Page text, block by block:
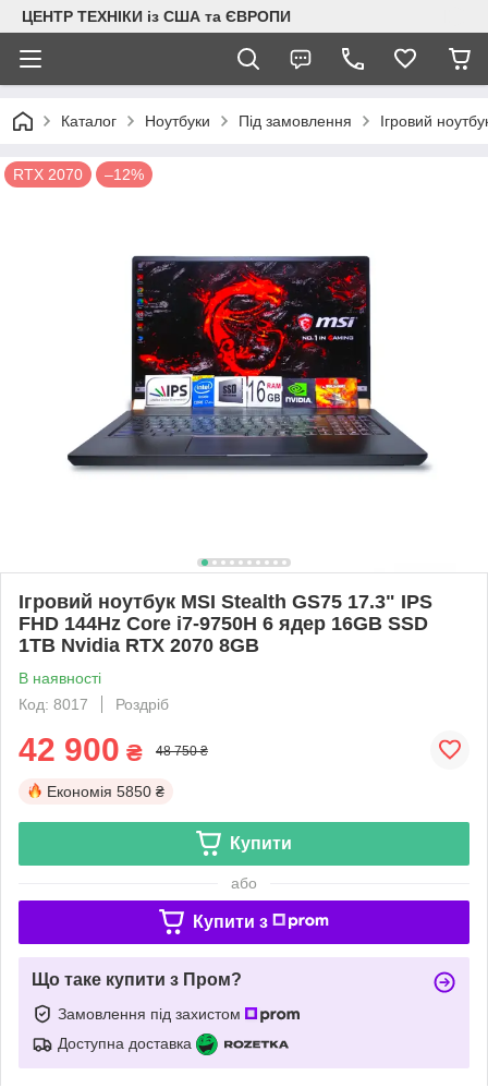
ЦЕНТР ТЕХНІКИ із США та ЄВРОПИ
Каталог Ноутбуки Під замовлення Ігровий
RTX 2070 –12%
Ігровий ноутбук MSI Stealth GS75 17.3" IPS
FHD 144Hz Core i7-9750H 6 ядер 16GB SSD
1TB Nvidia RTX 2070 8GB
В наявності
Код: 8017
Роздріб
42 900 ₴ 48 750 ₴
Економія 5850 ₴
Купити
або
Купити з
Що таке купити з Пром?
Замовлення під захистом
Доступна доставка